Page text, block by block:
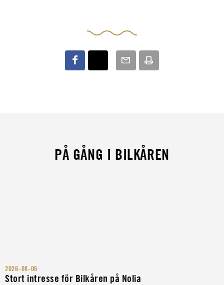
PÅ GÅNG I BILKÅREN
2026-08-06
Stort intresse för Bilkåren på Nolia